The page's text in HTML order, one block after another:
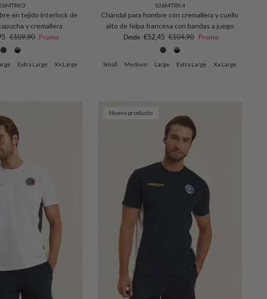
en tejido interlock de
y cremallera
Precio normal
€109,90 Promo
Extra Large Xx Large
S26MTRK4
Chándal para hombre con cremallera y cuello
alto de felpa francesa con bandas a juego
Precio de venta
Desde €52,45 Precio normal
€104,90 Promo
Small Medium Large Extra Large Xx Large
Nuevo producto